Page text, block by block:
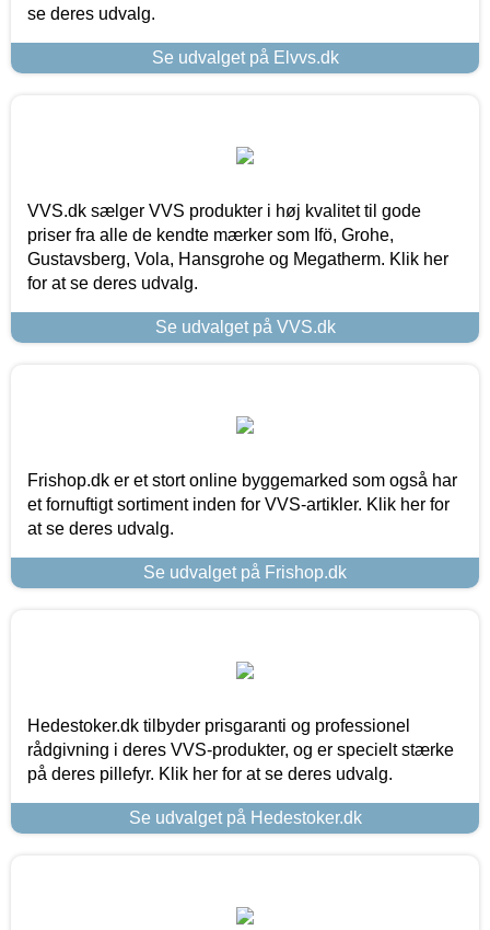
se deres udvalg.
Se udvalget på Elvvs.dk
VVS.dk sælger VVS produkter i høj kvalitet til gode
priser fra alle de kendte mærker som Ifö, Grohe,
Gustavsberg, Vola, Hansgrohe og Megatherm. Klik her
for at se deres udvalg.
Se udvalget på VVS.dk
Frishop.dk er et stort online byggemarked som også har
et fornuftigt sortiment inden for VVS-artikler. Klik her for
at se deres udvalg.
Se udvalget på Frishop.dk
Hedestoker.dk tilbyder prisgaranti og professionel
rådgivning i deres VVS-produkter, og er specielt stærke
på deres pillefyr. Klik her for at se deres udvalg.
Se udvalget på Hedestoker.dk